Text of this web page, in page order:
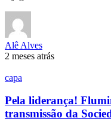
Alê Alves
2 meses atrás
capa
Pela liderança!
transmissão da